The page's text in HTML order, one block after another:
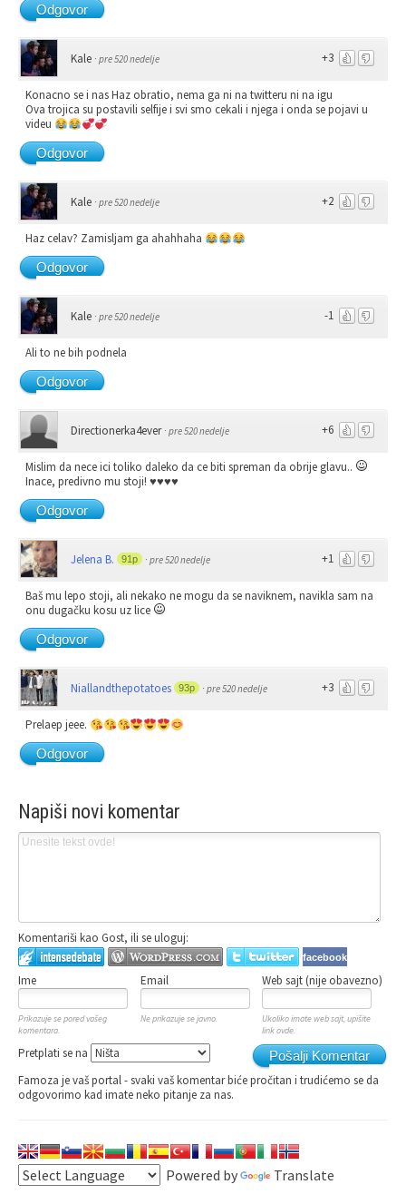
Odgovor
+3
Kale · pre 520 nedelje
Konacno se i nas Haz obratio, nema ga ni na twitteru ni na igu
Ova trojica su postavili selfije i svi smo cekali i njega i onda se pojavi u
videu
Odgovor
+2
Kale · pre 520 nedelje
Haz celav? Zamisljam ga ahahhaha
Odgovor
-1
Kale · pre 520 nedelje
Ali to ne bih podnela
Odgovor
+6
Directionerka4ever · pre 520 nedelje
Mislim da nece ici toliko daleko da ce biti spreman da obrije glavu..
Inace, predivno mu stoji! ♥♥♥♥
Odgovor
+1
Jelena B. 91p · pre 520 nedelje
Baš mu lepo stoji, ali nekako ne mogu da se naviknem, navikla sam na
onu dugačku kosu uz lice
Odgovor
+3
Niallandthepotatoes 93p · pre 520 nedelje
Prelaep jeee.
Odgovor
Napiši novi komentar
Komentariši kao Gost, ili se uloguj:
facebook
Ime Email Web sajt (nije obavezno)
Prikazuje se pored vašeg
komentara.
Ne prikazuje se javno.
Ukoliko imate web sajt, upišite
link ovde.
Pošalji Komentar
Pretplati se na
Famoza je vaš portal - svaki vaš komentar biće pročitan i trudićemo se da
odgovorimo kad imate neko pitanje za nas.
Powered by Translate